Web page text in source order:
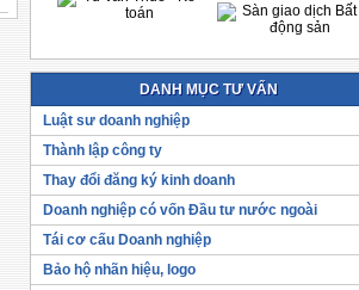
DANH MỤC TƯ VẤN
Luật sư doanh nghiệp
Thành lập công ty
Thay đổi đăng ký kinh doanh
Doanh nghiệp có vốn Đầu tư nước ngoài
Tái cơ cấu Doanh nghiệp
Bảo hộ nhãn hiệu, logo